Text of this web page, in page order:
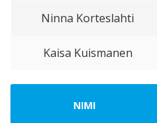
Ninna Korteslahti
Kaisa Kuismanen
NIMI